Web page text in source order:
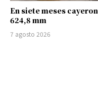
En siete meses cayeron
624,8 mm
7 agosto 2026